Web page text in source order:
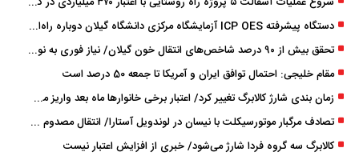
دستگاه پیشرفته ICP OES آزمایشگاه مرکزی دانشگاه گیلان دوباره راه‌اندازی شد
تحقق بیش از ۹۰ درصد شاخص‌های انتقال خون گیلان/ نیاز فوری به نوسازی تجهیزات آزمایشگاهی
مقام خلیجی: احتمال توافق ایران و آمریکا تا جمعه 50 درصد است
زمان ‌بندی شارژ کالابرگ تغییر کرد/ اعتبار برخی خانوارها ماه بعد واریز می‌شود
تصادف مرگبار موتورسیکلت با نیسان در لوندویل آستارا/ انتقال مصدوم با اورژانس هوایی به رشت
کالابرگ سه گروه فردا شارژ می‌شود/ خبری از افزایش اعتبار نیست